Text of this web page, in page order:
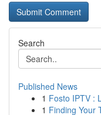
Search
Published News
1 Fosto IPTV :
1 Finding Your